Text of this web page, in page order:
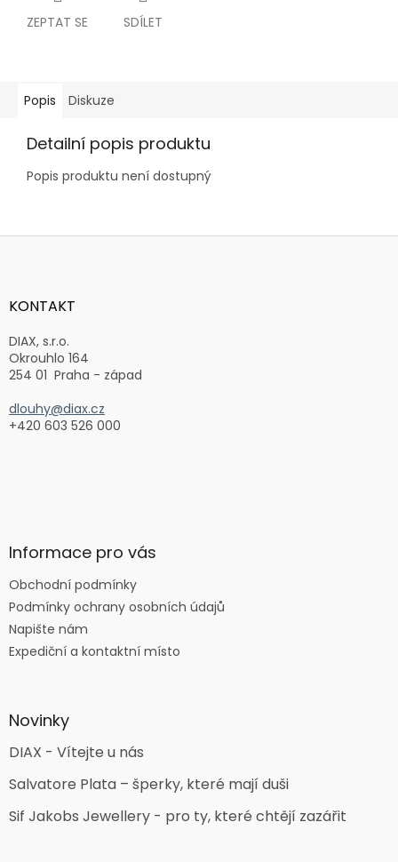
ZEPTAT SE SDÍLET
Popis Diskuze
Detailní popis produktu
Popis produktu není dostupný
Z
aKONTAKT
DIAX, s.r.o.
Okrouhlo 164
254 01 Praha - západ
dlouhy@diax.cz
+420 603 526 000
Informace pro vás
Obchodní podmínky
Podmínky ochrany osobních údajů
Napište nám
Expediční a kontaktní místo
Novinky
DIAX - Vítejte u nás
Salvatore Plata – šperky, které mají duši
Sif Jakobs Jewellery - pro ty, které chtějí zazářit